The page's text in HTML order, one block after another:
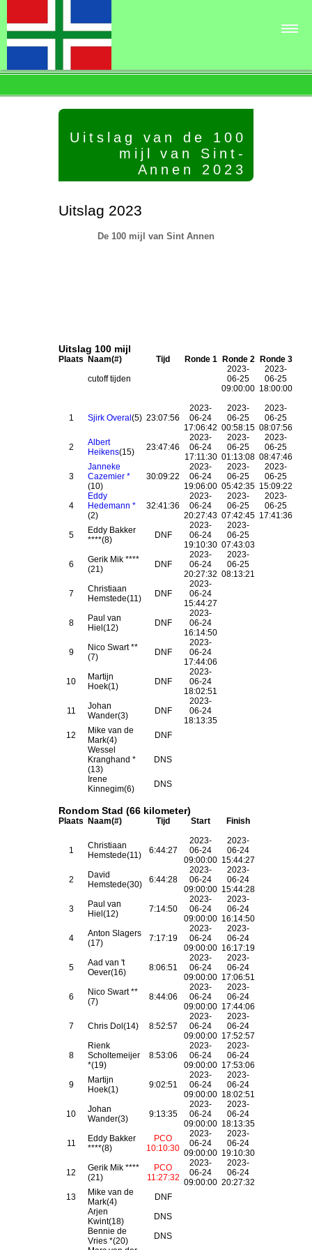
Links en contact▾
Uitslag van de 100
mijl van Sint-
Annen 2023
Uitslag 2023
De 100 mijl van Sint Annen
Uitslag 100 mijl
Plaats Naam(#) Tijd Ronde 1 Ronde 2
Ronde 3
cutoff tijden
2023-
06-25
09:00:00
2023-
06-25
18:00:00
1 Sjirk Overal(5) 23:07:56
2023-
06-24
17:06:42
2023-
06-25
00:58:15
2023-
06-25
08:07:56
2
Albert
Heikens(15) 23:47:46
2023-
06-24
17:11:30
2023-
06-25
01:13:08
2023-
06-25
08:47:46
3
Janneke
Cazemier *
(10)
30:09:22
2023-
06-24
19:06:00
2023-
06-25
05:42:35
2023-
06-25
15:09:22
4
Eddy
Hedemann *
(2)
32:41:36
2023-
06-24
20:27:43
2023-
06-25
07:42:45
2023-
06-25
17:41:36
5
Eddy Bakker
****(8)
DNF
2023-
06-24
19:10:30
2023-
06-25
07:43:03
6
Gerik Mik ****
(21)
DNF
2023-
06-24
20:27:32
2023-
06-25
08:13:21
7
Christiaan
Hemstede(11)
DNF
2023-
06-24
15:44:27
8
Paul van
Hiel(12)
DNF
2023-
06-24
16:14:50
9
Nico Swart **
(7)
DNF
2023-
06-24
17:44:06
10
Martijn
Hoek(1)
DNF
2023-
06-24
18:02:51
11
Johan
Wander(3)
DNF
2023-
06-24
18:13:35
12
Mike van de
Mark(4)
DNF
Wessel
Kranghand *
(13)
DNS
Irene
Kinnegim(6)
DNS
Rondom Stad (66 kilometer)
Plaats Naam(#) Tijd Start Finish
1
Christiaan
Hemstede(11)
6:44:27
2023-
06-24
09:00:00
2023-
06-24
15:44:27
2
David
Hemstede(30)
6:44:28
2023-
06-24
09:00:00
2023-
06-24
15:44:28
3
Paul van
Hiel(12)
7:14:50
2023-
06-24
09:00:00
2023-
06-24
16:14:50
4
Anton Slagers
(17)
7:17:19
2023-
06-24
09:00:00
2023-
06-24
16:17:19
5
Aad van 't
Oever(16)
8:06:51
2023-
06-24
09:00:00
2023-
06-24
17:06:51
6
Nico Swart **
(7)
8:44:06
2023-
06-24
09:00:00
2023-
06-24
17:44:06
7
Chris Dol(14) 8:52:57
2023-
06-24
09:00:00
2023-
06-24
17:52:57
8
Rienk
Scholtemeijer
*(19)
8:53:06
2023-
06-24
09:00:00
2023-
06-24
17:53:06
9
Martijn
Hoek(1)
9:02:51
2023-
06-24
09:00:00
2023-
06-24
18:02:51
10
Johan
Wander(3)
9:13:35
2023-
06-24
09:00:00
2023-
06-24
18:13:35
11
Eddy Bakker
****(8)
PCO
10:10:30
2023-
06-24
09:00:00
2023-
06-24
19:10:30
12
Gerik Mik ****
(21)
PCO
11:27:32
2023-
06-24
09:00:00
2023-
06-24
20:27:32
13
Mike van de
Mark(4)
DNF
Arjen
Kwint(18)
DNS
Bennie de
Vries *(20)
DNS